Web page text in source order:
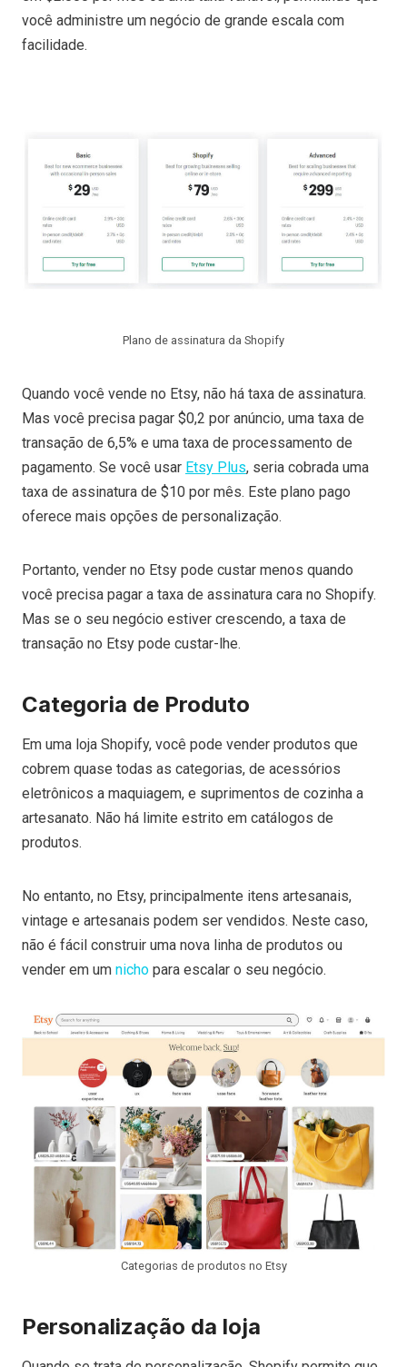
você administre um negócio de grande escala com
facilidade.
Plano de assinatura da Shopify
Quando você vende no Etsy, não há taxa de assinatura.
Mas você precisa pagar $0,2 por anúncio, uma taxa de
transação de 6,5% e uma taxa de processamento de
pagamento. Se você usar Etsy Plus, seria cobrada uma
taxa de assinatura de $10 por mês. Este plano pago
oferece mais opções de personalização.
Portanto, vender no Etsy pode custar menos quando
você precisa pagar a taxa de assinatura cara no Shopify.
Mas se o seu negócio estiver crescendo, a taxa de
transação no Etsy pode custar-lhe.
Categoria de Produto
Em uma loja Shopify, você pode vender produtos que
cobrem quase todas as categorias, de acessórios
eletrônicos a maquiagem, e suprimentos de cozinha a
artesanato. Não há limite estrito em catálogos de
produtos.
No entanto, no Etsy, principalmente itens artesanais,
vintage e artesanais podem ser vendidos. Neste caso,
não é fácil construir uma nova linha de produtos ou
vender em um nicho para escalar o seu negócio.
Categorias de produtos no Etsy
Personalização da loja